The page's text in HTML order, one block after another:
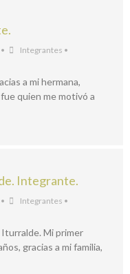
• Integrantes •
a mi hermana,
quien me motivó a
Integrante.
• Integrantes •
Mi primer
gracias a mi familia,